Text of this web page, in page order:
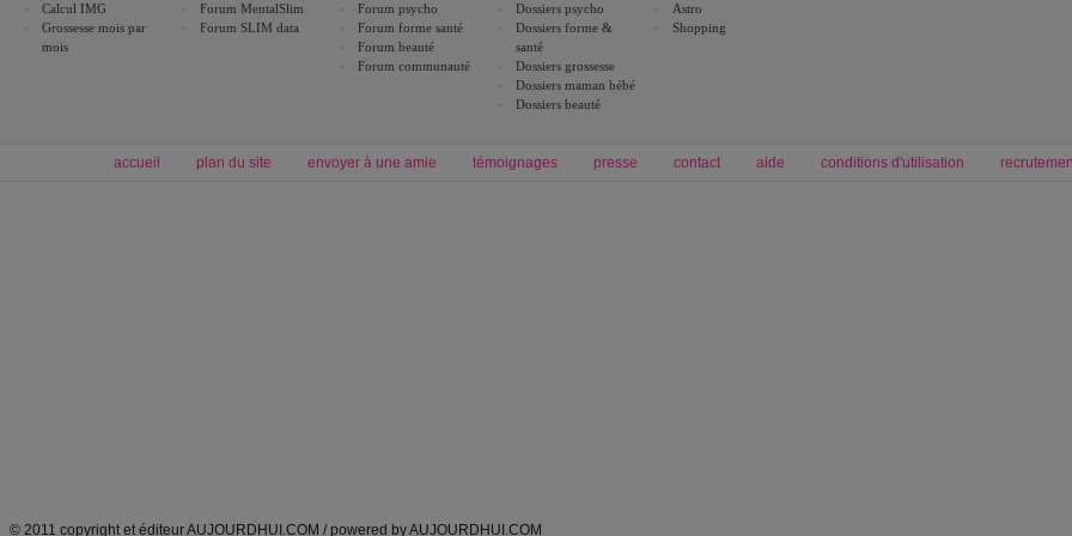
Calcul IMG
Grossesse mois par
mois
Forum MentalSlim
Forum SLIM data
Forum psycho
Forum forme santé
Forum beauté
Forum communauté
Dossiers psycho
Dossiers forme &
santé
Dossiers grossesse
Dossiers maman bébé
Dossiers beauté
Astro
Shopping
accueil plan du site envoyer à une amie témoignages presse contact aide conditions d'utilisation
© 2011 copyright et éditeur AUJOURDHUI.COM / powered by AUJOURDHUI.COM